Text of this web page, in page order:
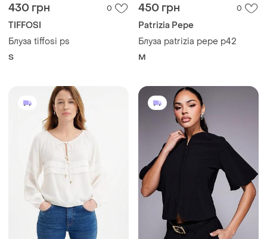
430 грн 0
TIFFOSI
Блуза tiffosi ps
S
450 грн 0
Patrizia Pepe
Блуза patrizia pepe p42
M